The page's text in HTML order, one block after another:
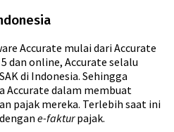
Accurate mulai dari Accurate
dan online, Accurate selalu
di Indonesia. Sehingga
Accurate dalam membuat
pajak mereka. Terlebih saat ini
e-fakturpajak.